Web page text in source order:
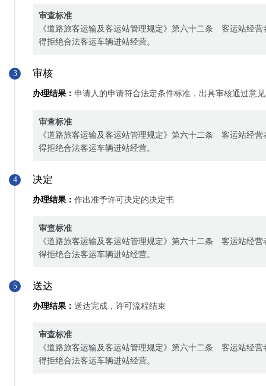
审查标准
《道路旅客运输及客运站管理规定》第六十二条 客运站经
得拒绝合法客运车辆进站经营。
3 审核
办理结果： 申请人的申请符合法定条件标准，出具审核通过意
审查标准
《道路旅客运输及客运站管理规定》第六十二条 客运站经
得拒绝合法客运车辆进站经营。
4 决定
办理结果： 作出准予许可决定的决定书
审查标准
《道路旅客运输及客运站管理规定》第六十二条 客运站经
得拒绝合法客运车辆进站经营。
5 送达
办理结果： 送达完成，许可流程结束
审查标准
《道路旅客运输及客运站管理规定》第六十二条 客运站经
得拒绝合法客运车辆进站经营。